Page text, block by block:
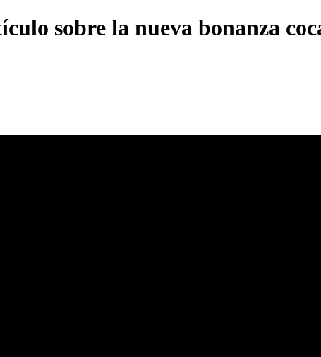
sobre la nueva bonanza